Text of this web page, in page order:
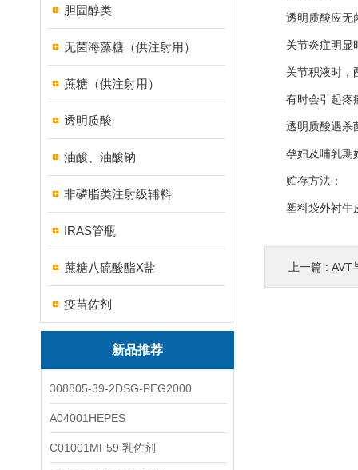
胆固醇类
无菌海藻糖（供注射用）
蔗糖（供注射用）
透明质酸
油酸、油酸钠
非磷脂类注射级辅料
IRAS管瓶
蔗糖八硫酸酯X盐
疫苗佐剂
新品推荐
308805-39-2DSG-PEG2000
A04001HEPES
C01001MF59 乳佐剂
透明质酸应无菌
关节炎症明显时
关节积液时，酌
有时会引起疼痛
透明质酸遇杀菌
孕妇及哺乳期妇
贮存方法：
塑料袋外衬牛皮
上一篇 : AVT